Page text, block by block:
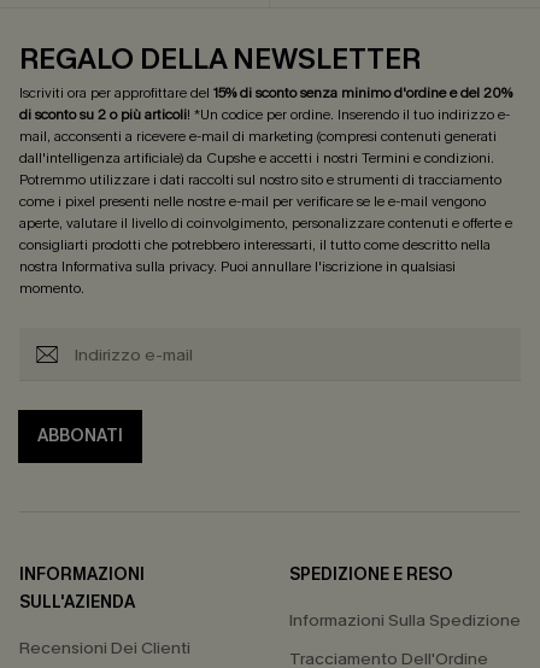
REGALO DELLA NEWSLETTER
Iscriviti ora per approfittare del 15% di sconto senza minimo d'ordine e del 20%
di sconto su 2 o più articoli! *Un codice per ordine. Inserendo il tuo indirizzo e-
mail, acconsenti a ricevere e-mail di marketing (compresi contenuti generati
dall'intelligenza artificiale) da Cupshe e accetti i nostri Termini e condizioni.
Potremmo utilizzare i dati raccolti sul nostro sito e strumenti di tracciamento
come i pixel presenti nelle nostre e-mail per verificare se le e-mail vengono
aperte, valutare il livello di coinvolgimento, personalizzare contenuti e offerte e
consigliarti prodotti che potrebbero interessarti, il tutto come descritto nella
nostra Informativa sulla privacy. Puoi annullare l'iscrizione in qualsiasi
momento.
ABBONATI
INFORMAZIONI
SULL'AZIENDA
Recensioni Dei Clienti
SPEDIZIONE E RESO
Informazioni Sulla Spedizione
Tracciamento Dell'Ordine